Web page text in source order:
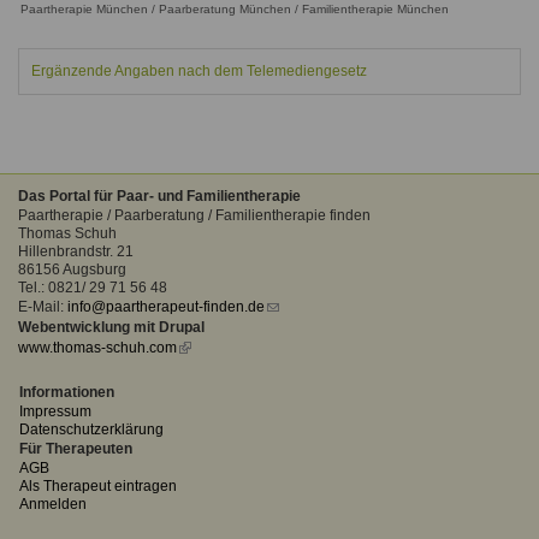
Qualität unserer Therapeuten
Veranstaltungen
Seminare und Kurse
Fortbildungen
Ausbildungsinstitute
Benutzername *
Passwort*
vergessen?
Anmelden
Links
Paartherapie München / Paarberatung München / Familientherapie München
Ergänzende Angaben nach dem Telemediengesetz
Das Portal für Paar- und Familientherapie
Paartherapie / Paarberatung / Familientherapie finden
Thomas Schuh
Hillenbrandstr. 21
86156 Augsburg
Tel.: 0821/ 29 71 56 48
E-Mail: info@paartherapeut-finden.de (link
Webentwicklung mit Drupal
www.thomas-schuh.com(link
Informationen
Impressum
Datenschutzerklärung
Für Therapeuten
AGB
Als Therapeut eintragen
Anmelden